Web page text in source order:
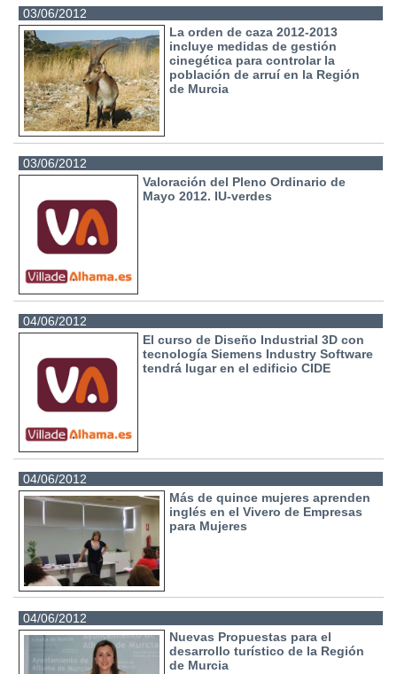
03/06/2012
La orden de caza 2012-2013
incluye medidas de gestión
cinegética para controlar la
población de arruí en la Región
de Murcia
03/06/2012
Valoración del Pleno Ordinario de
Mayo 2012. IU-verdes
04/06/2012
El curso de Diseño Industrial 3D con
tecnología Siemens Industry Software
tendrá lugar en el edificio CIDE
04/06/2012
Más de quince mujeres aprenden
inglés en el Vivero de Empresas
para Mujeres
04/06/2012
Nuevas Propuestas para el
desarrollo turístico de la Región
de Murcia